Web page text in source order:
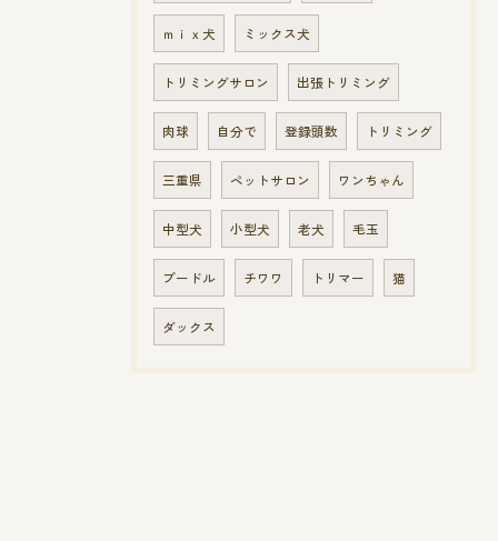
ｍｉｘ犬 ミックス犬
トリミングサロン 出張トリミング
肉球 自分で 登録頭数 トリミング
三重県 ペットサロン ワンちゃん
中型犬 小型犬 老犬 毛玉
プードル チワワ トリマー 猫
ダックス